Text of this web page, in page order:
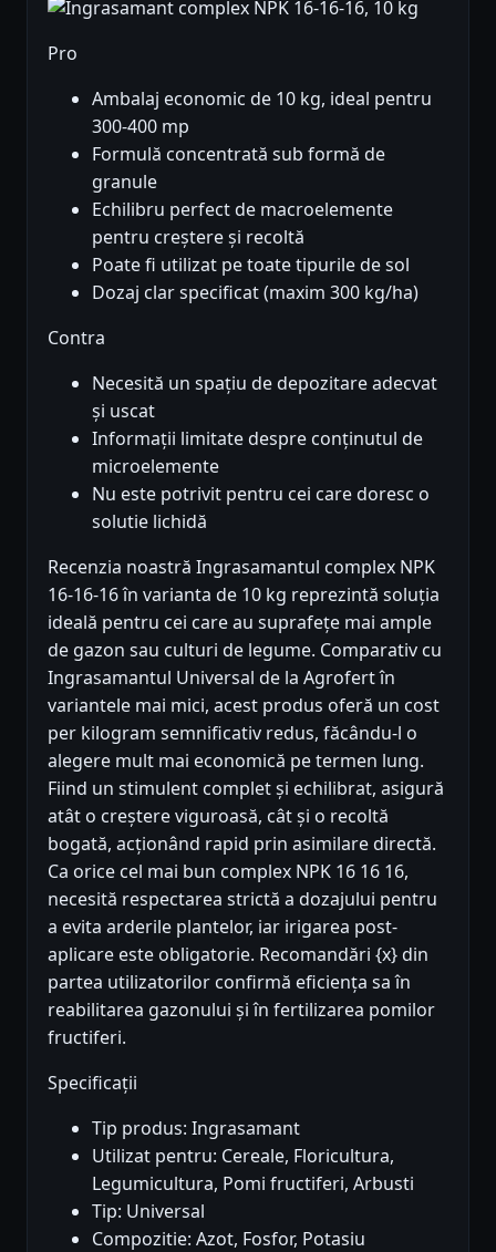
Pro
Ambalaj economic de 10 kg, ideal pentru
300-400 mp
Formulă concentrată sub formă de
granule
Echilibru perfect de macroelemente
pentru creștere și recoltă
Poate fi utilizat pe toate tipurile de sol
Dozaj clar specificat (maxim 300 kg/ha)
Contra
Necesită un spațiu de depozitare adecvat
și uscat
Informații limitate despre conținutul de
microelemente
Nu este potrivit pentru cei care doresc o
solutie lichidă
Recenzia noastră Ingrasamantul complex NPK
16-16-16 în varianta de 10 kg reprezintă soluția
ideală pentru cei care au suprafețe mai ample
de gazon sau culturi de legume. Comparativ cu
Ingrasamantul Universal de la Agrofert în
variantele mai mici, acest produs oferă un cost
per kilogram semnificativ redus, făcându-l o
alegere mult mai economică pe termen lung.
Fiind un stimulent complet și echilibrat, asigură
atât o creștere viguroasă, cât și o recoltă
bogată, acționând rapid prin asimilare directă.
Ca orice cel mai bun complex NPK 16 16 16,
necesită respectarea strictă a dozajului pentru
a evita arderile plantelor, iar irigarea post-
aplicare este obligatorie. Recomandări {x} din
partea utilizatorilor confirmă eficiența sa în
reabilitarea gazonului și în fertilizarea pomilor
fructiferi.
Specificații
Tip produs: Ingrasamant
Utilizat pentru: Cereale, Floricultura,
Legumicultura, Pomi fructiferi, Arbusti
Tip: Universal
Compozitie: Azot, Fosfor, Potasiu